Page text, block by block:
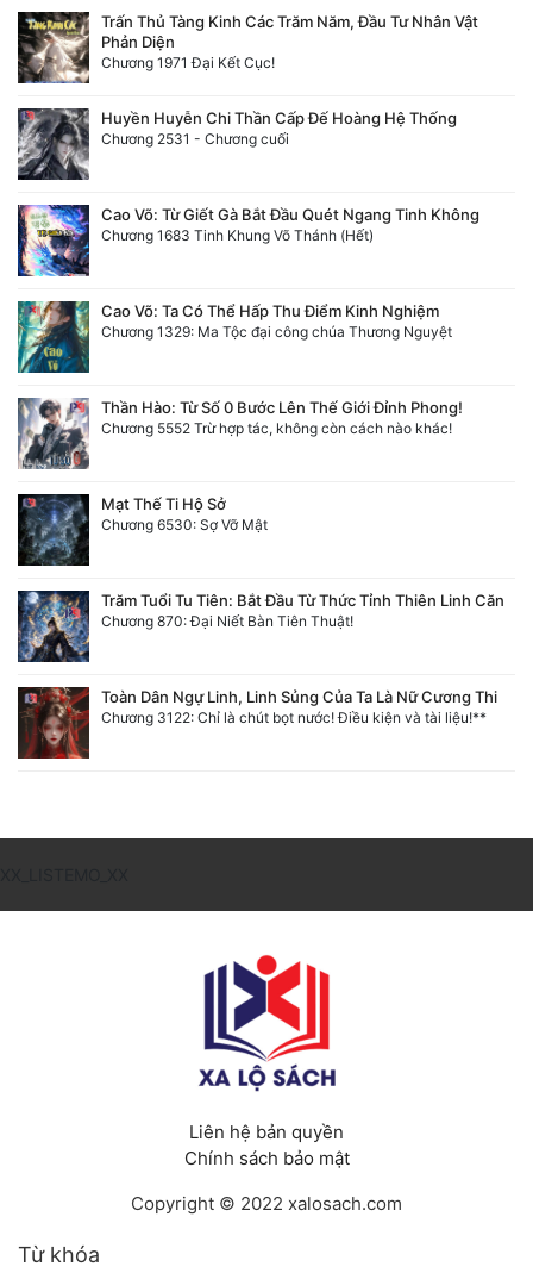
Trấn Thủ Tàng Kinh Các Trăm Năm, Đầu Tư Nhân Vật
Phản Diện
Chương 1971 Đại Kết Cục!
Huyền Huyễn Chi Thần Cấp Đế Hoàng Hệ Thống
Chương 2531 - Chương cuối
Cao Võ: Từ Giết Gà Bắt Đầu Quét Ngang Tinh Không
Chương 1683 Tinh Khung Võ Thánh (Hết)
Cao Võ: Ta Có Thể Hấp Thu Điểm Kinh Nghiệm
Chương 1329: Ma Tộc đại công chúa Thương Nguyệt
Thần Hào: Từ Số 0 Bước Lên Thế Giới Đỉnh Phong!
Chương 5552 Trừ hợp tác, không còn cách nào khác!
Mạt Thế Ti Hộ Sở
Chương 6530: Sợ Vỡ Mật
Trăm Tuổi Tu Tiên: Bắt Đầu Từ Thức Tỉnh Thiên Linh Căn
Chương 870: Đại Niết Bàn Tiên Thuật!
Toàn Dân Ngự Linh, Linh Sủng Của Ta Là Nữ Cương Thi
Chương 3122: Chỉ là chút bọt nước! Điều kiện và tài liệu!**
Liên hệ bản quyền
Chính sách bảo mật
Copyright © 2022 xalosach.com
Từ khóa